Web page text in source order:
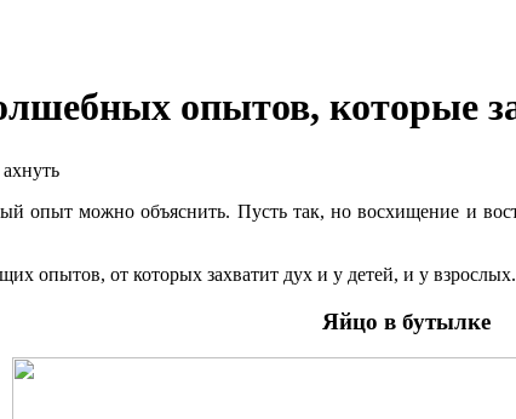
опытов, которые
опыт можно объяснить. Пусть так, но восхищение и
опытов, от которых захватит дух и у детей, и у
Яйцо в бутылке